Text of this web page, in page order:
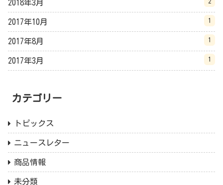
2018年3月
2017年10月 1
2017年8月 1
2017年3月 1
カテゴリー
トピックス
ニュースレター
商品情報
未分類